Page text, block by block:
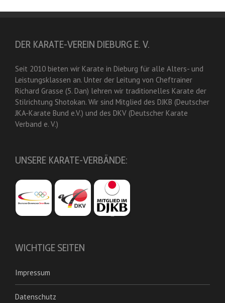
DER KARATE-VEREIN DIEBURG E. V.
Seit 2010 bieten wir Karate in Dieburg für alle Alters- und
Leistungsklassen an. Unter der Leitung von Cheftrainer
Richard Grasse (5. Dan) lehren wir traditionelles Karate der
Stilrichtung Shotokan. Wir sind Mitglied des DJKB (Deutscher
JKA-Karate Bund e.V.) und des DKV (Deutscher Karate
Verband e. V.)
UNSERE KARATE-VERBÄNDE:
WICHTIGE SEITEN
Impressum
Datenschutz